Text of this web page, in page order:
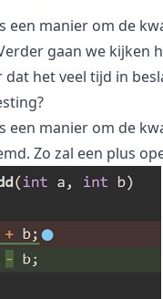
een manier om de
gaan we
het veel tijd in
een manier om de
Zo zal een plus